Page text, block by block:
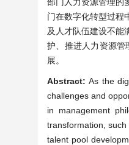
门在数字化转型过程
及人才队伍建设不能
护、推进人力资源管
展。
Abstract:As the
challenges and
in management
transformation,
talent pool